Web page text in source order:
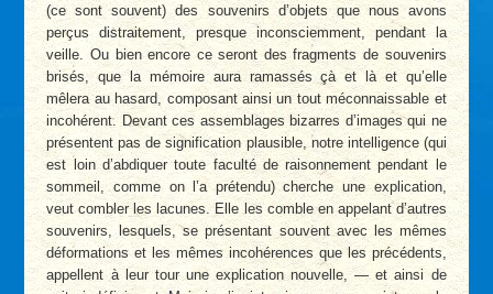
(ce sont souvent) des souvenirs d’objets que nous avons
perçus distraitement, presque inconsciemment, pendant la
veille. Ou bien encore ce seront des fragments de souvenirs
brisés, que la mémoire aura ramassés çà et là et qu’elle
mêlera au hasard, composant ainsi un tout méconnaissable et
incohérent. Devant ces assemblages bizarres d’images qui ne
présentent pas de signification plausible, notre intelligence (qui
est loin d’abdiquer toute faculté de raisonnement pendant le
sommeil, comme on l’a prétendu) cherche une explication,
veut combler les lacunes. Elle les comble en appelant d’autres
souvenirs, lesquels, se présentant souvent avec les mêmes
déformations et les mêmes incohérences que les précédents,
appellent à leur tour une explication nouvelle, — et ainsi de